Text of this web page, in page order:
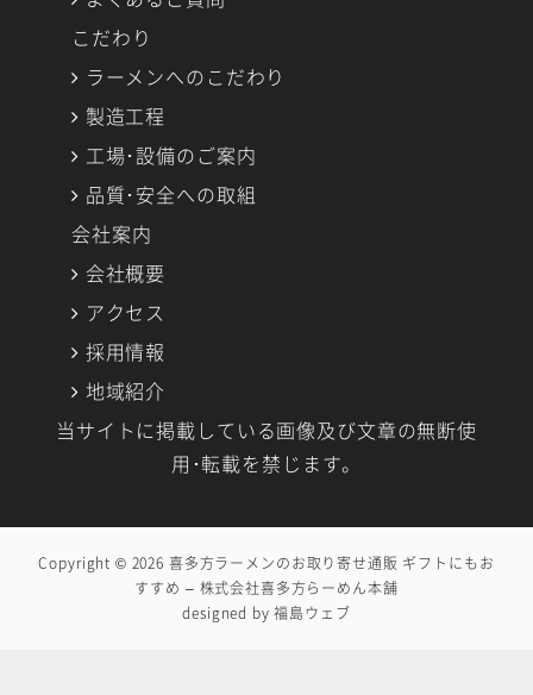
こだわり
ラーメンへのこだわり
製造工程
工場･設備のご案内
品質･安全への取組
会社案内
会社概要
アクセス
採用情報
地域紹介
当サイトに掲載している画像及び文章の無断使
用･転載を禁じます。
Copyright © 2026 喜多方ラーメンのお取り寄せ通販 ギフトにもお
すすめ – 株式会社喜多方らーめん本舗
designed by福島ウェブ